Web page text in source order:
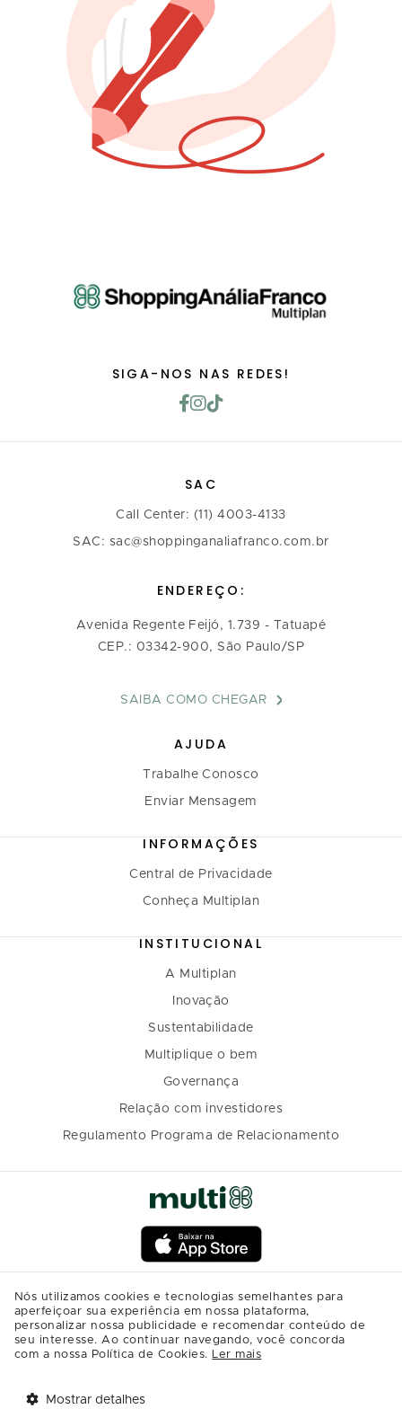
SIGA-NOS NAS REDES!
SAC
Call Center: (11) 4003-4133
SAC: sac@shoppinganaliafranco.com.br
ENDEREÇO:
Avenida Regente Feijó, 1.739 - Tatuapé
CEP.: 03342-900, São Paulo/SP
SAIBA COMO CHEGAR
AJUDA
Trabalhe Conosco
Enviar Mensagem
INFORMAÇÕES
Central de Privacidade
Conheça Multiplan
INSTITUCIONAL
A Multiplan
Inovação
Sustentabilidade
Multiplique o bem
Governança
Relação com investidores
Regulamento Programa de Relacionamento
Nós utilizamos cookies e tecnologias semelhantes para
aperfeiçoar sua experiência em nossa plataforma,
personalizar nossa publicidade e recomendar conteúdo de
seu interesse. Ao continuar navegando, você concorda
com a nossa Política de Cookies. Ler mais
Mostrar detalhes